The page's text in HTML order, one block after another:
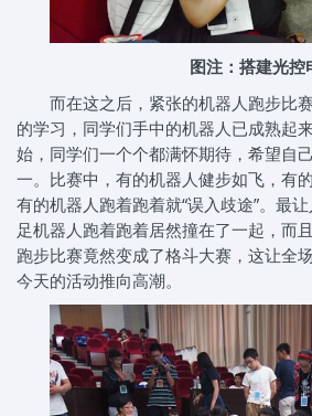
图注：搭建光控
而在这之后，紧张的机器人跑步比
的学习，同学们手中的机器人已成熟起
始，同学们一个个都满怀期待，希望自
一。比赛中，有的机器人健步如飞，有
有的机器人跑着跑着就“误入歧途”。最
足机器人跑着跑着居然撞在了一起，而
跑步比赛竟然变成了格斗大赛，这让全
今天的活动推向高潮。